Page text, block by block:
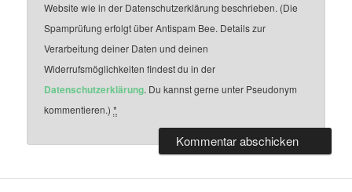
Website wie in der Datenschutzerklärung beschrieben. (Die
Spamprüfung erfolgt über Antispam Bee. Details zur
Verarbeitung deiner Daten und deinen
Widerrufsmöglichkeiten findest du in der
Datenschutzerklärung. Du kannst gerne unter Pseudonym
kommentieren.)*